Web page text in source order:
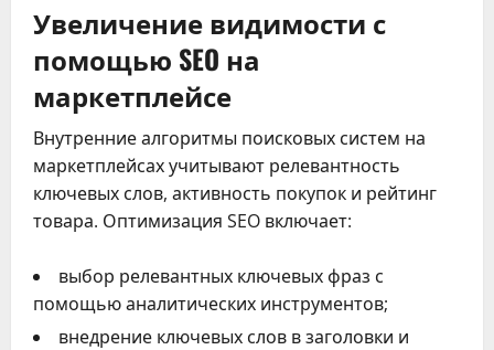
Увеличение видимости с
помощью SEO на
маркетплейсе
Внутренние алгоритмы поисковых систем на
маркетплейсах учитывают релевантность
ключевых слов, активность покупок и рейтинг
товара. Оптимизация SEO включает:
выбор релевантных ключевых фраз с
помощью аналитических инструментов;
внедрение ключевых слов в заголовки и